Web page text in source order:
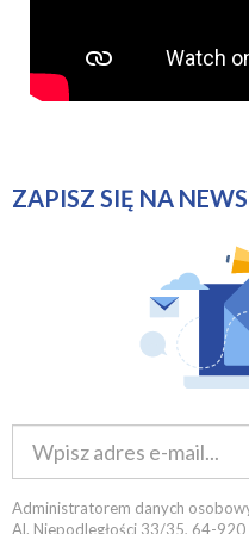
ZAPISZ SIĘ NA
Administratorem danych
Al. Niepodległości 33/35, 64-